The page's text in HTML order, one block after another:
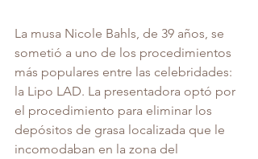
La musa Nicole Bahls, de 39 años, se
sometió a uno de los procedimientos
más populares entre las celebridades:
la Lipo LAD. La presentadora optó por
el procedimiento para eliminar los
depósitos de grasa localizada que le
incomodaban en la zona del